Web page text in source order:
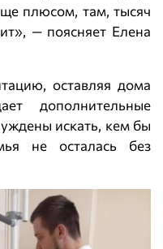
плюсом, там, тысяч
— поясняет Елена
оставляя дома
дополнительные
искать, кем бы
не осталась без